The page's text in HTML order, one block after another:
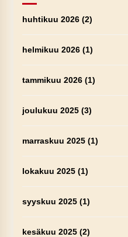
huhtikuu 2026(2)
helmikuu 2026(1)
tammikuu 2026(1)
joulukuu 2025(3)
marraskuu 2025(1)
lokakuu 2025(1)
syyskuu 2025(1)
kesäkuu 2025(2)